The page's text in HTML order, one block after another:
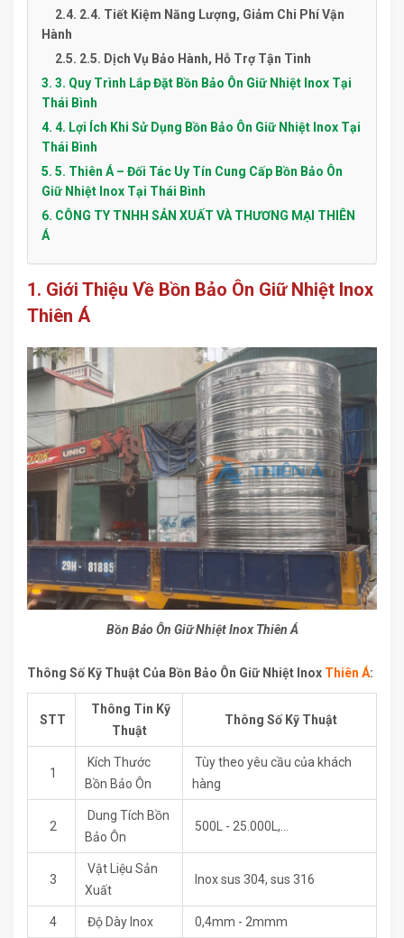
2.4. 2.4. Tiết Kiệm Năng Lượng, Giảm Chi Phí Vận
Hành
2.5. 2.5. Dịch Vụ Bảo Hành, Hỗ Trợ Tận Tình
3. 3. Quy Trình Lắp Đặt Bồn Bảo Ôn Giữ Nhiệt Inox Tại
Thái Bình
4. 4. Lợi Ích Khi Sử Dụng Bồn Bảo Ôn Giữ Nhiệt Inox Tại
Thái Bình
5. 5. Thiên Á – Đối Tác Uy Tín Cung Cấp Bồn Bảo Ôn
Giữ Nhiệt Inox Tại Thái Bình
6. CÔNG TY TNHH SẢN XUẤT VÀ THƯƠNG MẠI THIÊN
Á
1. Giới Thiệu Về Bồn Bảo Ôn Giữ Nhiệt Inox
Thiên Á
Bồn Bảo Ôn Giữ Nhiệt Inox Thiên Á
Thông Số Kỹ Thuật Của Bồn Bảo Ôn Giữ Nhiệt Inox Thiên Á:
STT
Thông Tin Kỹ
Thuật
Thông Số Kỹ Thuật
1
Kích Thước
Bồn Bảo Ôn
Tùy theo yêu cầu của khách
hàng
2
Dung Tích Bồn
Bảo Ôn
500L - 25.000L,...
3
Vật Liệu Sản
Xuất
Inox sus 304, sus 316
4 Độ Dày Inox 0,4mm - 2mmm